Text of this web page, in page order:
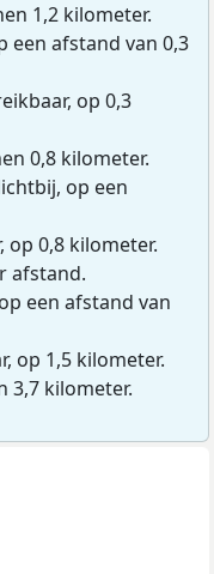
1,2 kilometer.
een afstand van 0,3
op 0,3
0,8 kilometer.
op een
op 0,8 kilometer.
afstand.
een afstand van
op 1,5 kilometer.
3,7 kilometer.